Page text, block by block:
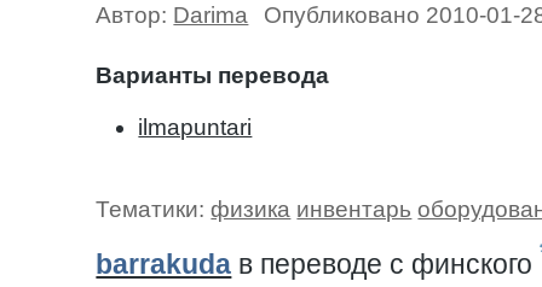
Автор: Darima Опубликовано 2010-01-
Варианты перевода
ilmapuntari
Тематики:физика инвентарь
barrakuda в переводе c финского